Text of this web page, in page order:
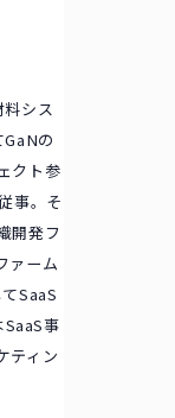
料シス
GaNの
クト参
事。そ
開発フ
ァーム
SaaS
事
ティン